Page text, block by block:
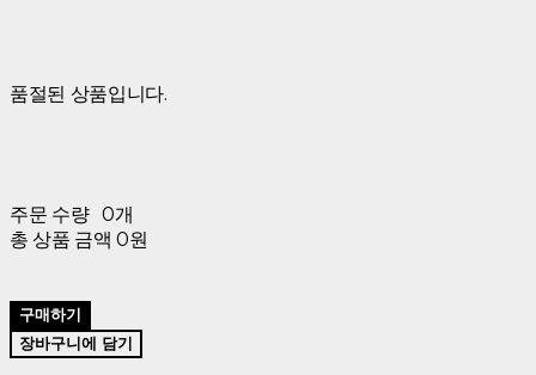
품절된 상품입니다.
주문 수량 0개
총 상품 금액 0원
구매하기
장바구니에 담기